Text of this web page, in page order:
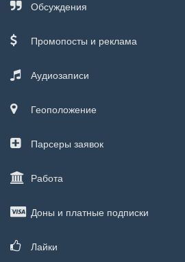
Обсуждения
Промопосты и реклама
Аудиозаписи
Геоположение
Парсеры заявок
Работа
Доны и платные подписки
Лайки